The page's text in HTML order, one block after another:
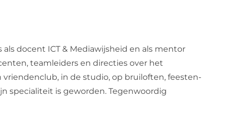
docent ICT & Mediawijsheid en als mentor
teamleiders en directies over het
in de studio, op bruiloften, feesten-
specialiteit is geworden. Tegenwoordig